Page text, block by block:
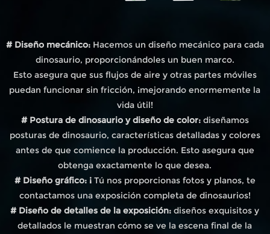
# Diseño mecánico:Hacemos un diseño mecánico para cada
dinosaurio, proporcionándoles un buen marco.
Esto asegura que sus flujos de aire y otras partes móviles
puedan funcionar sin fricción, ¡mejorando enormemente la
vida útil!
# Postura de dinosaurio y diseño de color:diseñamos
posturas de dinosaurio, características detalladas y colores
antes de que comience la producción. Esto asegura que
obtenga exactamente lo que desea.
# Diseño gráfico: ¡Tú nos proporcionas fotos y planos, te
contactamos una exposición completa de dinosaurios!
# Diseño de detalles de la exposición: diseños exquisitos y
detallados le muestran cómo se ve la escena final de la